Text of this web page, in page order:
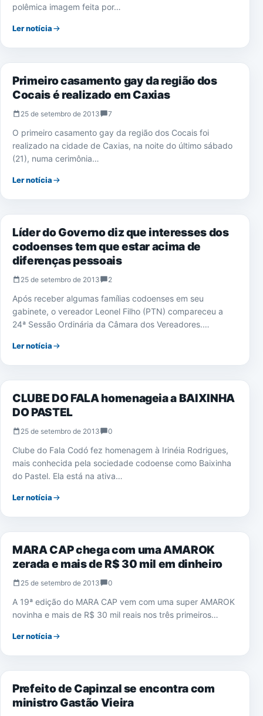
polêmica imagem feita por…
Ler notícia
NOTÍCIAS
Primeiro casamento gay da região dos
Cocais é realizado em Caxias
25 de setembro de 2013 7
O primeiro casamento gay da região dos Cocais foi
realizado na cidade de Caxias, na noite do último sábado
(21), numa cerimônia…
Ler notícia
NOTÍCIAS
Líder do Governo diz que interesses dos
codoenses tem que estar acima de
diferenças pessoais
25 de setembro de 2013 2
Após receber algumas famílias codoenses em seu
gabinete, o vereador Leonel Filho (PTN) compareceu a
24ª Sessão Ordinária da Câmara dos Vereadores.…
Ler notícia
NOTÍCIAS
CLUBE DO FALA homenageia a BAIXINHA
DO PASTEL
25 de setembro de 2013 0
Clube do Fala Codó fez homenagem à Irinéia Rodrigues,
mais conhecida pela sociedade codoense como Baixinha
do Pastel. Ela está na ativa…
Ler notícia
NOTÍCIAS
MARA CAP chega com uma AMAROK
zerada e mais de R$ 30 mil em dinheiro
25 de setembro de 2013 0
A 19ª edição do MARA CAP vem com uma super AMAROK
novinha e mais de R$ 30 mil reais nos três primeiros…
Ler notícia
CAPINZAL DO NORTE
Prefeito de Capinzal se encontra com
ministro Gastão Vieira